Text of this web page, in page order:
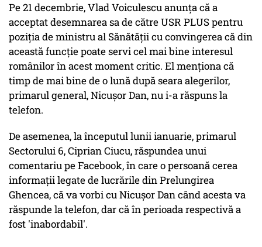
Pe 21 decembrie, Vlad Voiculescu anunţa că a
acceptat desemnarea sa de către USR PLUS pentru
poziţia de ministru al Sănătăţii cu convingerea că din
această funcţie poate servi cel mai bine interesul
românilor în acest moment critic. El menţiona că
timp de mai bine de o lună după seara alegerilor,
primarul general, Nicuşor Dan, nu i-a răspuns la
telefon.
De asemenea, la începutul lunii ianuarie, primarul
Sectorului 6, Ciprian Ciucu, răspundea unui
comentariu pe Facebook, în care o persoană cerea
informaţii legate de lucrările din Prelungirea
Ghencea, că va vorbi cu Nicuşor Dan când acesta va
răspunde la telefon, dar că în perioada respectivă a
fost 'inabordabil'.